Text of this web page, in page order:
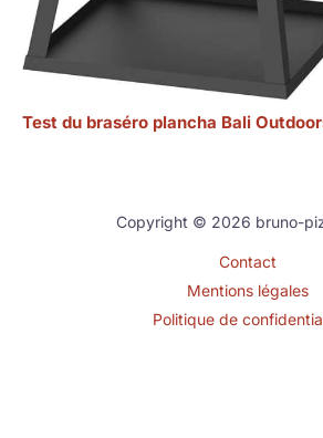
Test du braséro plancha Bali
Copyright © 2026 bruno-
Contact
Mentions légales
Politique de